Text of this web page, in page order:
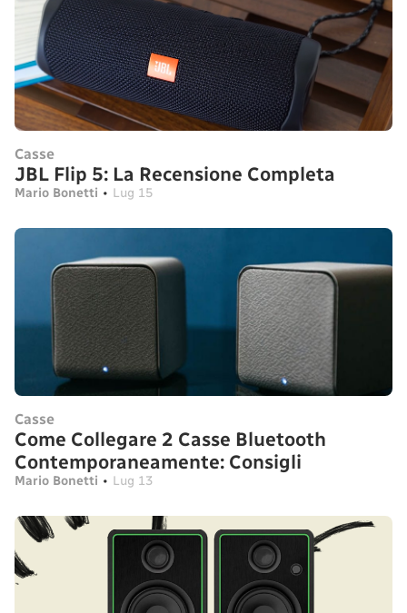
Casse
JBL Flip 5: La Recensione Completa
Mario Bonetti • Lug 15
Casse
Come Collegare 2 Casse Bluetooth
Contemporaneamente: Consigli
Mario Bonetti • Lug 13